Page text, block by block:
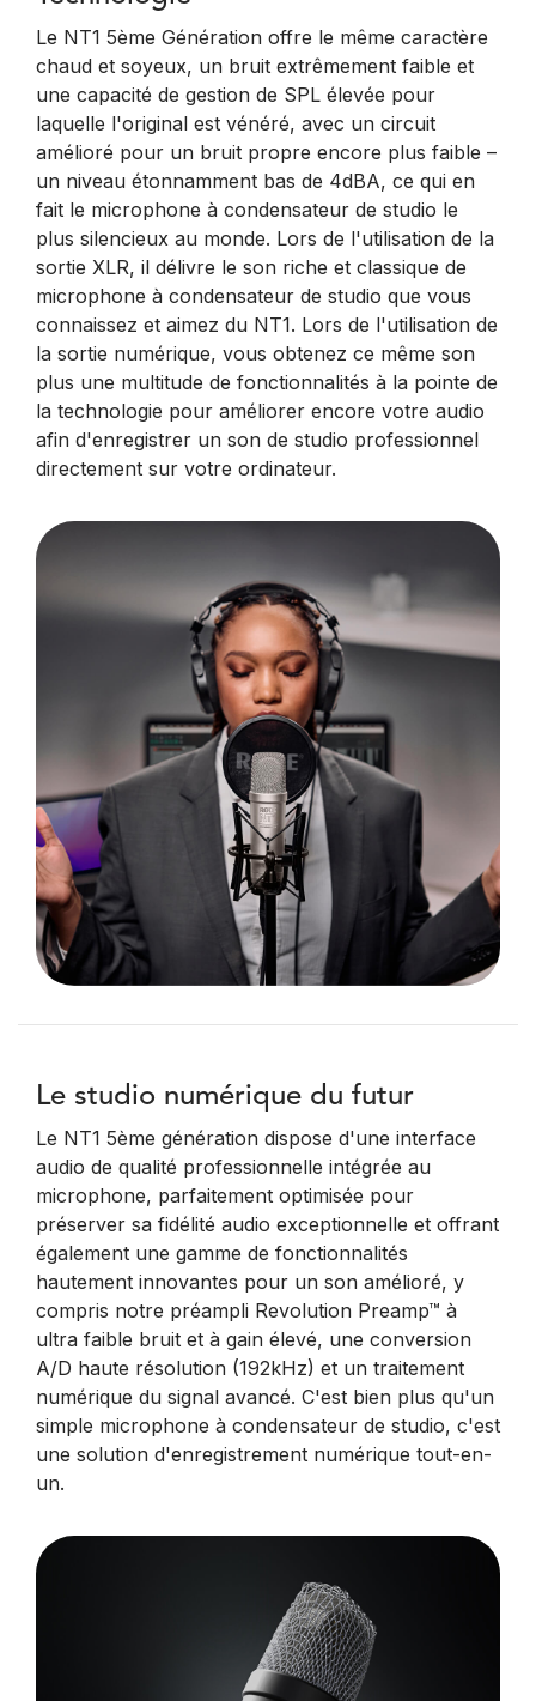
Le NT1 5ème Génération offre le même caractère
chaud et soyeux, un bruit extrêmement faible et
une capacité de gestion de SPL élevée pour
laquelle l'original est vénéré, avec un circuit
amélioré pour un bruit propre encore plus faible –
un niveau étonnamment bas de 4dBA, ce qui en
fait le microphone à condensateur de studio le
plus silencieux au monde. Lors de l'utilisation de la
sortie XLR, il délivre le son riche et classique de
microphone à condensateur de studio que vous
connaissez et aimez du NT1. Lors de l'utilisation de
la sortie numérique, vous obtenez ce même son
plus une multitude de fonctionnalités à la pointe de
la technologie pour améliorer encore votre audio
afin d'enregistrer un son de studio professionnel
directement sur votre ordinateur.
Le studio numérique du futur
Le NT1 5ème génération dispose d'une interface
audio de qualité professionnelle intégrée au
microphone, parfaitement optimisée pour
préserver sa fidélité audio exceptionnelle et offrant
également une gamme de fonctionnalités
hautement innovantes pour un son amélioré, y
compris notre préampli Revolution Preamp™ à
ultra faible bruit et à gain élevé, une conversion
A/D haute résolution (192kHz) et un traitement
numérique du signal avancé. C'est bien plus qu'un
simple microphone à condensateur de studio, c'est
une solution d'enregistrement numérique tout-en-
un.